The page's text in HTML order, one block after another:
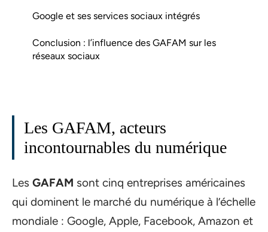
Google et ses services sociaux intégrés
Conclusion : l’influence des GAFAM sur les
réseaux sociaux
Les GAFAM, acteurs
incontournables du numérique
Les GAFAM sont cinq entreprises américaines
qui dominent le marché du numérique à l’échelle
mondiale : Google, Apple, Facebook, Amazon et